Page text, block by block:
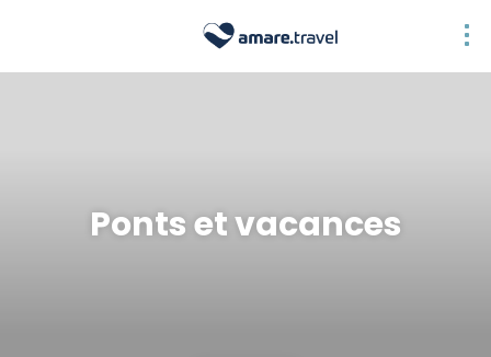
Ponts et vacances